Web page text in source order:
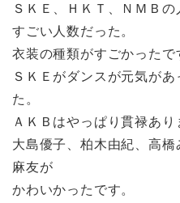
ＳＫＥ、ＨＫＴ、ＮＭＢの
すごい人数だった。
衣装の種類がすごかったで
ＳＫＥがダンスが元気が
た。
ＡＫＢはやっぱり貫禄あり
大島優子、柏木由紀、高
麻友が
かわいかったです。